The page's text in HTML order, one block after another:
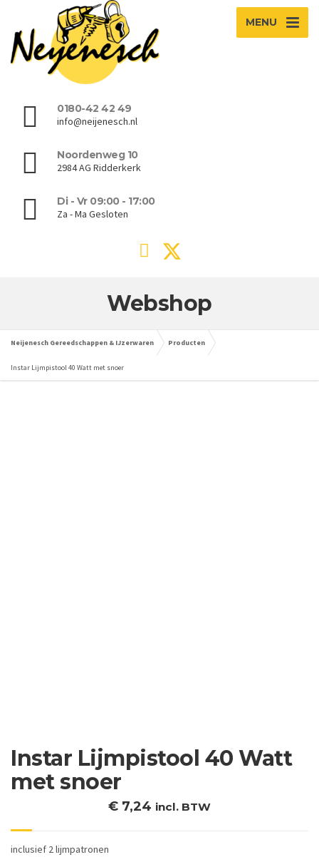
MENU
0180-42 42 49
info@neijenesch.nl
Noordenweg 10
2984 AG Ridderkerk
Di - Vr 09:00 - 17:00
Za - Ma Gesloten
Webshop
Neijenesch Gereedschappen & IJzerwaren Producten
Instar Lijmpistool 40 Watt met snoer
Instar Lijmpistool 40 Watt
met snoer
€ 7,24 incl. BTW
inclusief 2 lijmpatronen